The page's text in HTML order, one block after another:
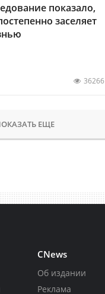
показало,
заселяет
36266
ЕЩЕ
CNews
Об издании
Реклама